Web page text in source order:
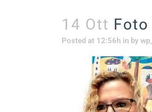
14 Ott
Posted at 12:56h in by